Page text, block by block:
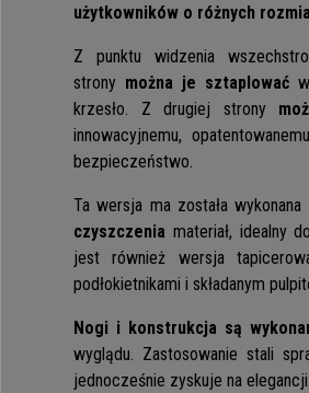
użytkowników o różnych
Z punktu widzenia
strony można je sztaplowaćw
krzesło. Z drugiej strony
innowacyjnemu,
bezpieczeństwo.
Ta wersja ma została
czyszczenia materiał, idealny
jest również wersja
podłokietnikami i składanym
Nogi i konstrukcja są
wyglądu. Zastosowanie stali
jednocześnie zyskuje na elegancji.